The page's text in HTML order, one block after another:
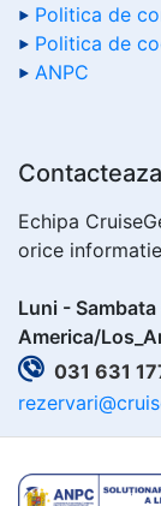
Politica de
Politica de
ANPC
Echipa
orice informatie
Luni -
America/
031 631